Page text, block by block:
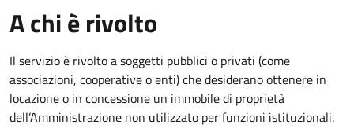
A chi è rivolto
Il servizio è rivolto a soggetti pubblici o privati (come
associazioni, cooperative o enti) che desiderano ottenere in
locazione o in concessione un immobile di proprietà
dell’Amministrazione non utilizzato per funzioni istituzionali.